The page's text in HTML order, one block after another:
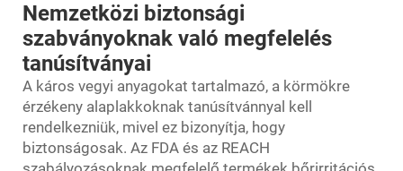
Nemzetközi biztonsági
szabványoknak való megfelelés
tanúsítványai
A káros vegyi anyagokat tartalmazó, a körmökre
érzékeny alaplakkoknak tanúsítvánnyal kell
rendelkezniük, mivel ez bizonyítja, hogy
biztonságosak. Az FDA és az REACH